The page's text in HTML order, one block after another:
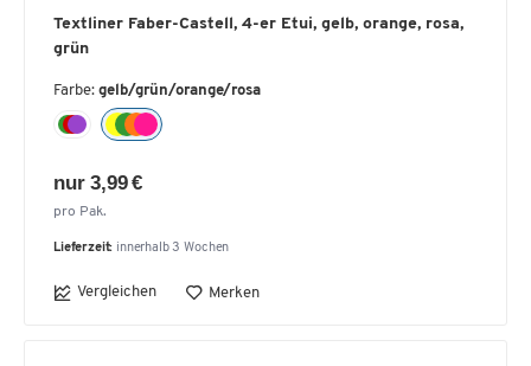
Textliner Faber-Castell, 4-er Etui, gelb, orange, rosa,
grün
Farbe: gelb/grün/orange/rosa
nur 3,99 €
pro Pak.
Lieferzeit: innerhalb 3 Wochen
Vergleichen Merken